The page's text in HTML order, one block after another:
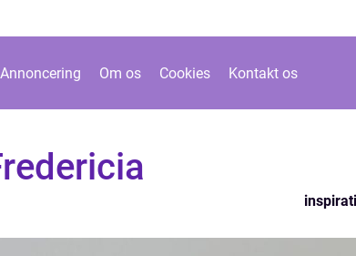
Annoncering Om os Cookies Kontakt os